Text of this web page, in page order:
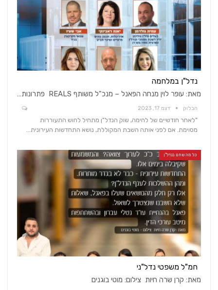
נדל"ן במלחמה
מאת: עופר לוין מנחה הפאנל – מנכ"ל משותף REALS פתרונות…
הבלוק דצמ 17, 2023
"לאחר חודשיים של לחימה, שוק הנדל"ן מתחיל לחוש התעוררות
מסוימת. אם לפני אותה השבת המקוללת, נושא התחדשות העירונית…
כל מה שחם בנדל"ן
חמ"ל משפטי נדל"ני
מאת: קרן שרה חיות צילום: מוטי בוגנים